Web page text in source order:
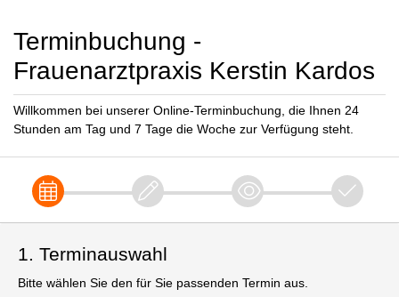
Terminbuchung -
Frauenarztpraxis Kerstin Kardos
Willkommen bei unserer Online-Terminbuchung, die Ihnen 24
Stunden am Tag und 7 Tage die Woche zur Verfügung steht.
1. Terminauswahl
Bitte wählen Sie den für Sie passenden Termin aus.